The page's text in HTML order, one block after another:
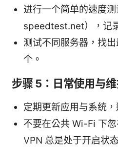
进行一个简单的速度测
speedtest.net），记
测试不同服务器，找
个。
步骤 5：日常使用与
定期更新应用与系统
不要在公共 Wi-Fi 下
VPN 总是处于开启状